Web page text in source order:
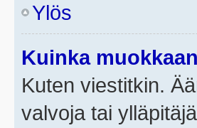
Ylös
Kuinka
Kuten viestitkin.
valvoja tai